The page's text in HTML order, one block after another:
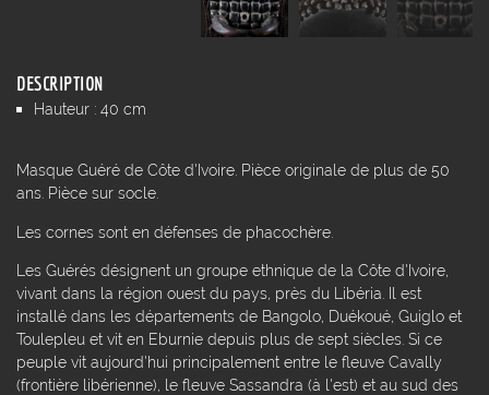
DESCRIPTION
Hauteur : 40 cm
Masque Guéré de Côte d'Ivoire. Pièce originale de plus de 50
ans. Pièce sur socle.
Les cornes sont en défenses de phacochère.
Les Guérés désignent un groupe ethnique de la Côte d'Ivoire,
vivant dans la région ouest du pays, près du Libéria. Il est
installé dans les départements de Bangolo, Duékoué, Guiglo et
Toulepleu et vit en Eburnie depuis plus de sept siècles. Si ce
peuple vit aujourd'hui principalement entre le fleuve Cavally
(frontière libérienne), le fleuve Sassandra (à l'est) et au sud des